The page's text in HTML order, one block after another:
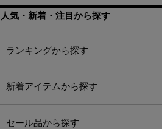
人気・新着・注目から探す
ランキングから探す
新着アイテムから探す
セール品から探す